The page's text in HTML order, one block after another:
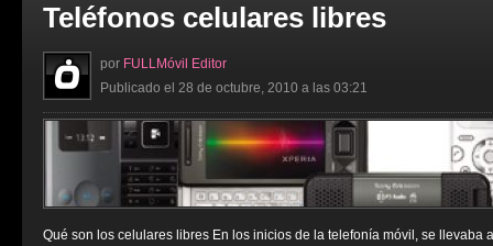
Teléfonos celulares libres
por FULLMóvil Editor
Publicado el 28 de octubre, 2010 a las 03:21
Qué son los celulares libres En los inicios de la telefonía móvil, se llevaba